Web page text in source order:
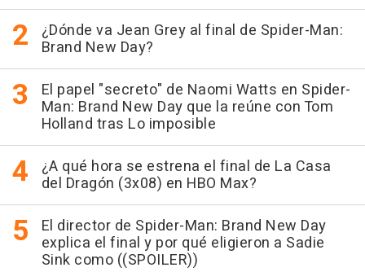
¿Dónde va Jean Grey al final de Spider-Man:
Brand New Day?
El papel "secreto" de Naomi Watts en Spider-
Man: Brand New Day que la reúne con Tom
Holland tras Lo imposible
¿A qué hora se estrena el final de La Casa
del Dragón (3x08) en HBO Max?
El director de Spider-Man: Brand New Day
explica el final y por qué eligieron a Sadie
Sink como ((SPOILER))